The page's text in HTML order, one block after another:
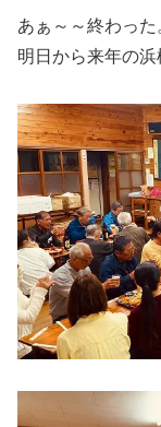
あぁ～～終わった
明日から来年の浜